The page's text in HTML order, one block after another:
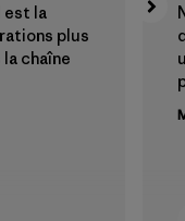
est la
plus
chaîne